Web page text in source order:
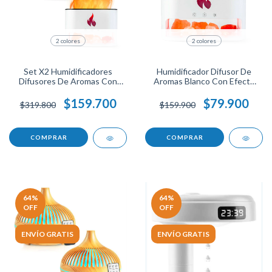
2 colores
Set X2 Humidificadores
Difusores De Aromas Con
Aromaterapia Silenciosa Para
Hogar, Oficina O Regalo
$319.800 $159.700
COMPRAR
2 colores
Humidificador Difusor De
Aromas Blanco Con Efecto
Aromaterapia, Relajación Y
Decoración En Hogar Y
$159.900 $79.900
COMPRAR
64%
OFF
ENVÍO GRATIS
64%
OFF
ENVÍO GRATIS